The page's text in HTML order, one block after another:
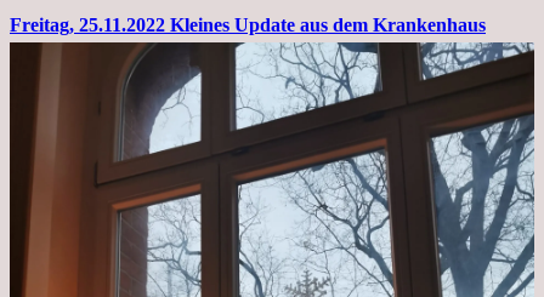
Freitag, 25.11.2022 Kleines Update aus dem Krankenhaus